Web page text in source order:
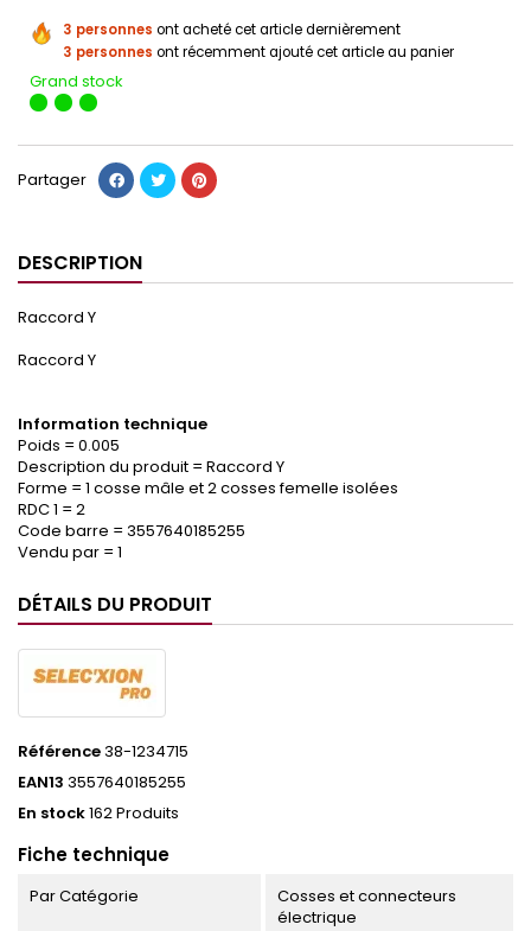
3 personnes ont acheté cet article dernièrement
3 personnes ont récemment ajouté cet article au panier
Grand stock
Partager
DESCRIPTION
Raccord Y
Raccord Y
Information technique
Poids = 0.005
Description du produit = Raccord Y
Forme = 1 cosse mâle et 2 cosses femelle isolées
RDC 1 = 2
Code barre = 3557640185255
Vendu par = 1
DÉTAILS DU PRODUIT
Référence38-1234715
EAN13 3557640185255
En stock162 Produits
Fiche technique
Par Catégorie
Cosses et connecteurs
électrique